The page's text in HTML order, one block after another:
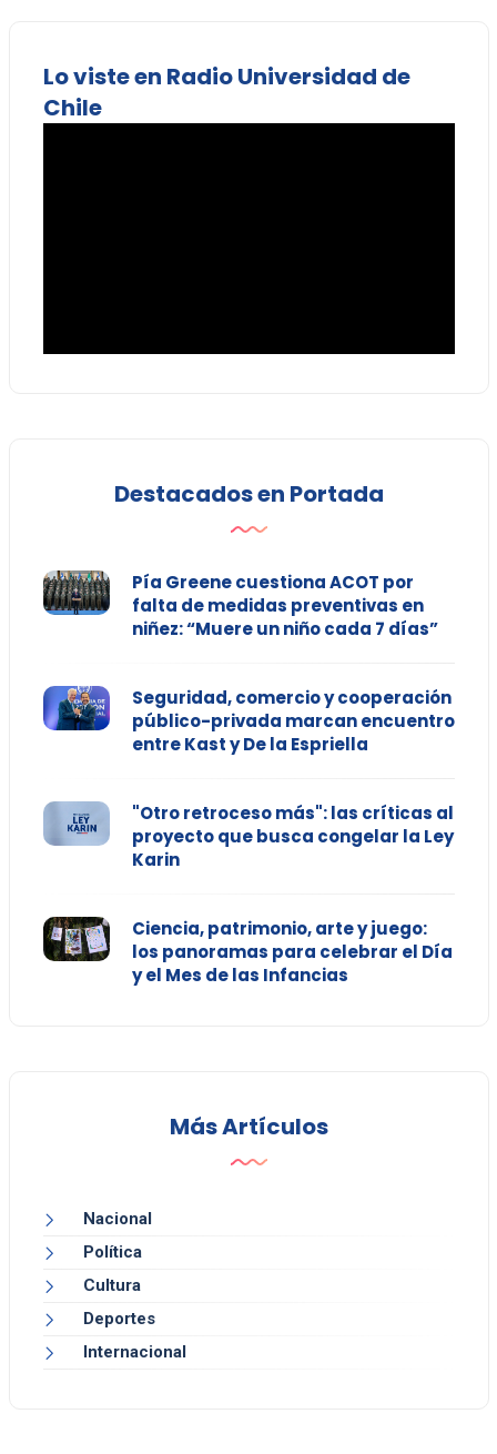
Lo viste en Radio Universidad de
Chile
Destacados en Portada
Pía Greene cuestiona ACOT por
falta de medidas preventivas en
niñez: “Muere un niño cada 7 días”
Seguridad, comercio y cooperación
público-privada marcan encuentro
entre Kast y De la Espriella
"Otro retroceso más": las críticas al
proyecto que busca congelar la Ley
Karin
Ciencia, patrimonio, arte y juego:
los panoramas para celebrar el Día
y el Mes de las Infancias
Más Artículos
Nacional
Política
Cultura
Deportes
Internacional